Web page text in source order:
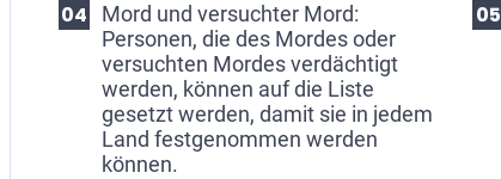
Mord und versuchter Mord:
Personen, die des Mordes oder
versuchten Mordes verdächtigt
werden, können auf die Liste
gesetzt werden, damit sie in jedem
Land festgenommen werden
können.